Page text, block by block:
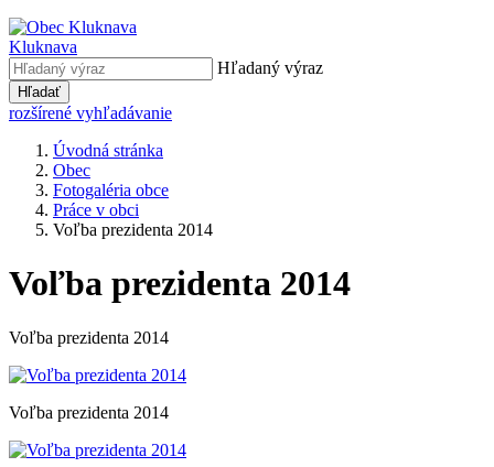
Kluknava
Hľadaný výraz
Hľadať
rozšírené vyhľadávanie
Úvodná stránka
Obec
Fotogaléria obce
Práce v obci
Voľba prezidenta 2014
Voľba prezidenta 2014
Voľba prezidenta 2014
Voľba prezidenta 2014